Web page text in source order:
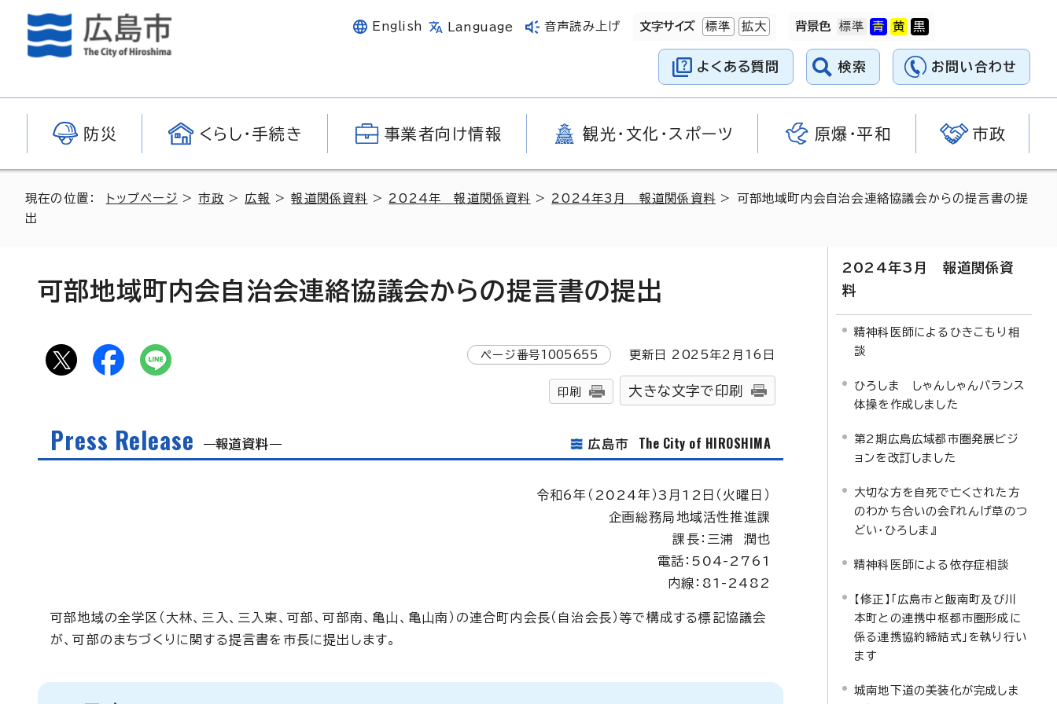
English Language 音声読み上げ 文字サイズ 標準 拡大 背景色
よくある質問 検索 お問い合わせ
防災 くらし・手続き 事業者向け情報 観光・文化・スポーツ 原爆・平和 市政
現在の位置： トップページ >市政 > 広報 >報道関係資料 > 2024年 報道関係資料 > 2024年3月 報道関係資料 > 可部地域町内会自治会連絡協議会からの提言書の提
出
可部地域町内会自治会連絡協議会からの提言書の提出
ページ番号1005655 更新日 2025年2月 16 日
印刷 大きな文字で印刷
Press Release 報道資料 広島市 The City of HIROSHIMA
令和6年（2024年）3月12日（火曜日）
企画総務局地域活性推進課
課長：三浦 潤也
電話：504-2761
内線：81-2482
可部地域の全学区（大林、三入、三入東、可部、可部南、亀山、亀山南）の連合町内会長（自治会長）等で構成する標記協議会
が、可部のまちづくりに関する提言書を市長に提出します。
2024年3月 報道関係資
料
精神科医師によるひきこもり相
談
ひろしま しゃんしゃんバランス
体操を作成しました
第2期広島広域都市圏発展ビジ
ョンを改訂しました
大切な方を自死で亡くされた方
のわかち合いの会『れんげ草のつ
どい・ひろしま』
精神科医師による依存症相談
【修正】「広島市と飯南町及び川
本町との連携中枢都市圏形成に
係る連携協約締結式」を執り行い
ます
城南地下道の美装化が完成しま